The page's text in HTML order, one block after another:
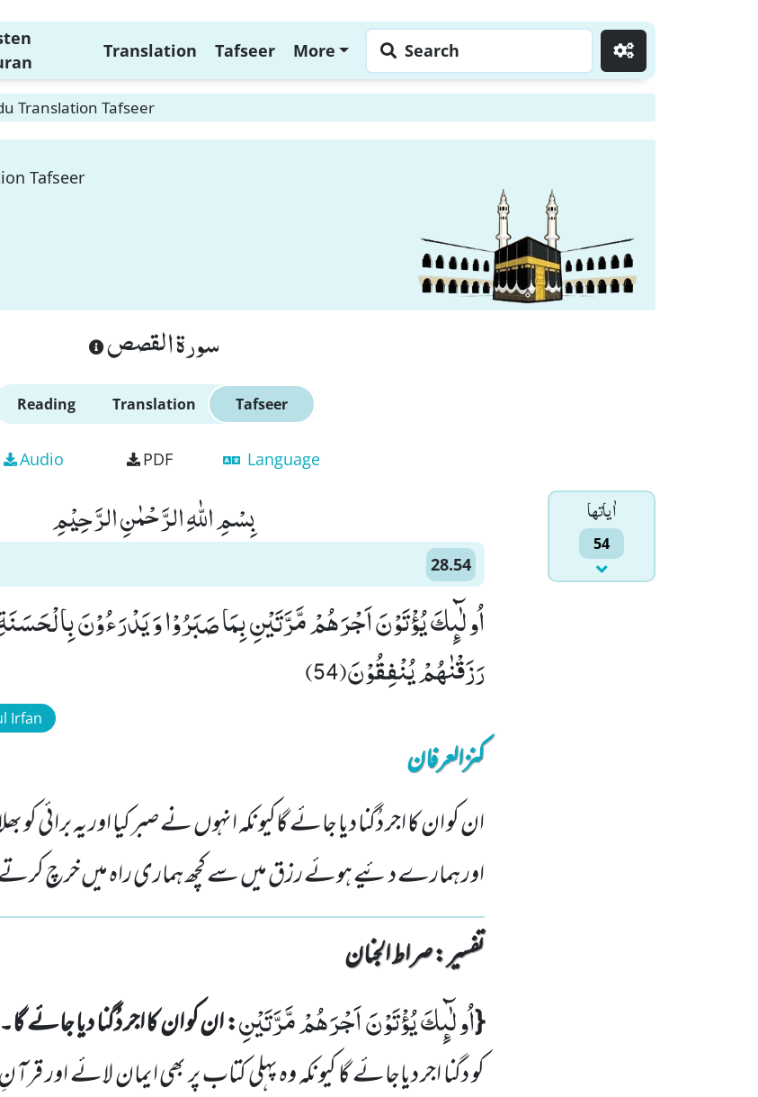
Translation Tafseer More Search
Translation Tafseer
Tafseer
سورة القصص
Reading Translation Tafseer
Audio PDF Language
اٰياتها
54
بِسْمِ اللّٰهِ الرَّحْمٰنِ الرَّحِیْمِ
28.54
اُولٰٓىٕكَ یُؤْتَوْنَ اَجْرَهُمْ مَّرَّتَیْنِ بِمَا صَبَرُوْا وَ یَدْرَءُوْنَ
رَزَقْنٰهُمْ یُنْفِقُوْنَ(54)
Irfan
کنزالعرفان
ان کو ان کا اجر دُگنا دیا جائے گاکیونکہ انہوں نے صبر کیا اور یہ برائی
اور ہمارے دئیے ہوئے رزق میں سے کچھ ہماری راہ میں خرچ
تفسیر : ‎صراط الجنان
{اُولٰٓىٕكَ یُؤْتَوْنَ اَجْرَهُمْ مَّرَّتَیْنِ: ان کو ان کا اجر دُگنا دیا جائے
کو دگنا اجر دیاجائے گا کیونکہ وہ پہلی کتاب پر بھی ایمان لائے اور